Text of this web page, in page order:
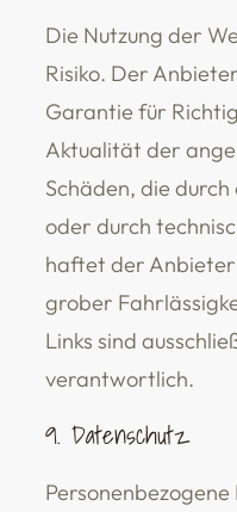
Die Nutzung der
Risiko. Der
Garantie für
Aktualität der
Schäden, die
oder durch
haftet der
grober
Links sind
verantwortlich.
9. Datenschutz